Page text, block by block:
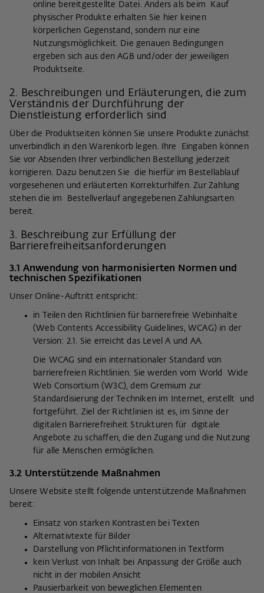
online bereitgestellte Datei. Anders als beim Kauf
physischer Produkte erhalten Sie hier keinen
körperlichen Gegenstand, sondern nur eine
Nutzungsmöglichkeit. Die genauen Bedingungen
ergeben sich aus den AGB und/oder der jeweiligen
Produktseite.
2. Beschreibungen und Erläuterungen, die zum
Verständnis der Durchführung der
Dienstleistung erforderlich sind
Über die Produktseiten können Sie unsere Produkte zunächst
unverbindlich in den Warenkorb legen. Ihre Eingaben können
Sie vor Absenden Ihrer verbindlichen Bestellung jederzeit
korrigieren. Dazu benutzen Sie die hierfür im Bestellablauf
vorgesehenen und erläuterten Korrekturhilfen. Zur Zahlung
stehen die im Bestellverlauf angegebenen Zahlungsarten
bereit.
3. Beschreibung zur Erfüllung der
Barrierefreiheitsanforderungen
3.1 Anwendung von harmonisierten Normen und
technischen Spezifikationen
Unser Online-Auftritt entspricht:
in Teilen den Richtlinien für barrierefreie Webinhalte
(Web Contents Accessibility Guidelines, WCAG) in der
Version: 2.1. Sie erreicht das Level A und AA.
Die WCAG sind ein internationaler Standard von
barrierefreien Richtlinien. Sie werden vom World Wide
Web Consortium (W3C), dem Gremium zur
Standardisierung der Techniken im Internet, erstellt und
fortgeführt. Ziel der Richtlinien ist es, im Sinne der
digitalen Barrierefreiheit Strukturen für digitale
Angebote zu schaffen, die den Zugang und die Nutzung
für alle Menschen ermöglichen.
3.2 Unterstützende Maßnahmen
Unsere Website stellt folgende unterstützende Maßnahmen
bereit:
Einsatz von starken Kontrasten bei Texten
Alternativtexte für Bilder
Darstellung von Pflichtinformationen in Textform
kein Verlust von Inhalt bei Anpassung der Größe auch
nicht in der mobilen Ansicht
Pausierbarkeit von beweglichen Elementen